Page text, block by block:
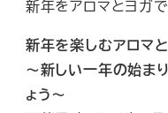
新年をアロマとヨガ
新年を楽しむアロマ
～新しい一年の始ま
ょう～